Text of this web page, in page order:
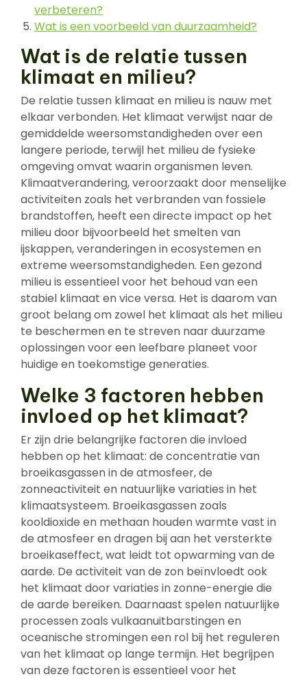
verbeteren?
Wat is een voorbeeld van duurzaamheid?
Wat is de relatie tussen
klimaat en milieu?
De relatie tussen klimaat en milieu is nauw met
elkaar verbonden. Het klimaat verwijst naar de
gemiddelde weersomstandigheden over een
langere periode, terwijl het milieu de fysieke
omgeving omvat waarin organismen leven.
Klimaatverandering, veroorzaakt door menselijke
activiteiten zoals het verbranden van fossiele
brandstoffen, heeft een directe impact op het
milieu door bijvoorbeeld het smelten van
ijskappen, veranderingen in ecosystemen en
extreme weersomstandigheden. Een gezond
milieu is essentieel voor het behoud van een
stabiel klimaat en vice versa. Het is daarom van
groot belang om zowel het klimaat als het milieu
te beschermen en te streven naar duurzame
oplossingen voor een leefbare planeet voor
huidige en toekomstige generaties.
Welke 3 factoren hebben
invloed op het klimaat?
Er zijn drie belangrijke factoren die invloed
hebben op het klimaat: de concentratie van
broeikasgassen in de atmosfeer, de
zonneactiviteit en natuurlijke variaties in het
klimaatsysteem. Broeikasgassen zoals
kooldioxide en methaan houden warmte vast in
de atmosfeer en dragen bij aan het versterkte
broeikaseffect, wat leidt tot opwarming van de
aarde. De activiteit van de zon beïnvloedt ook
het klimaat door variaties in zonne-energie die
de aarde bereiken. Daarnaast spelen natuurlijke
processen zoals vulkaanuitbarstingen en
oceanische stromingen een rol bij het reguleren
van het klimaat op lange termijn. Het begrijpen
van deze factoren is essentieel voor het